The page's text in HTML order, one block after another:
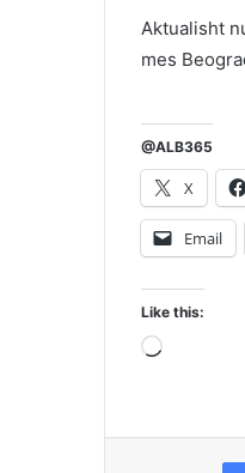
Aktualisht
mes
@ALB365
X
Email
Like this:
Loading…